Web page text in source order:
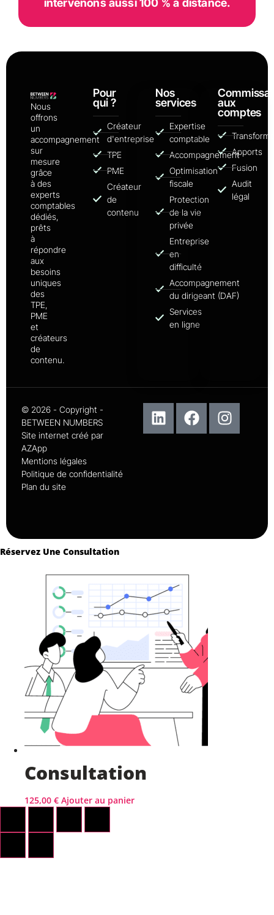
intervenons aussi 100 % à distance.
Nous
offrons
un
accompagnement
sur
mesure
grâce
à des
experts
comptables
dédiés,
prêts
à
répondre
aux
besoins
uniques
des
TPE,
PME
et
créateurs
de
contenu.
Pour
qui ?
Créateur
d'entreprise
TPE
PME
Créateur
de
contenu
Nos
services
Expertise
comptable
Accompagnement
Optimisation
fiscale
Protection
de la vie
privée
Entreprise
en
difficulté
Accompagnement
du dirigeant (DAF)
Services
en ligne
aux
comptes
Apports
Fusion
Audit
légal
© 2026 - Copyright -
BETWEEN NUMBERS
Site internet créé par
AZApp
Mentions légales
Politique de confidentialité
Plan du site
Réservez Une Consultation
Consultation
125,00 € Ajouter au panier